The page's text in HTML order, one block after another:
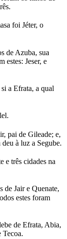
foi Jéter, o
de Azuba, sua
estes: Jeser, e
a Efrata, a qual
pai de Gileade; e,
deu à luz a Segube.
e três cidades na
de Jair e Quenate,
estes foram
de Efrata, Abia,
Tecoa.